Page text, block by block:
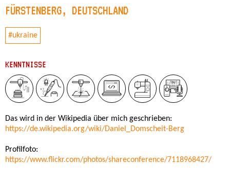
FÜRSTENBERG, DEUTSCHLAND
#ukraine
KENNTNISSE
Das wird in der Wikipedia über mich geschrieben:
https://de.wikipedia.org/wiki/Daniel_Domscheit-Berg
Profilfoto:
https://www.flickr.com/photos/shareconference/7118968427/